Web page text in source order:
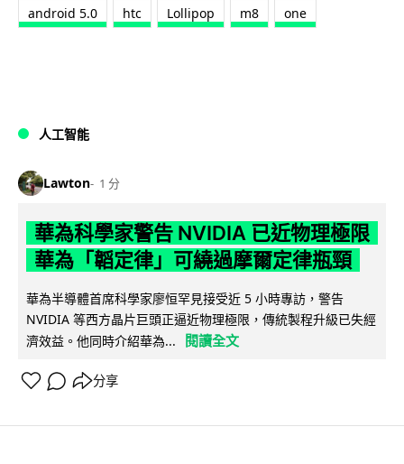
android 5.0 htc Lollipop m8 one
人工智能
Lawton 1 分
華為科學家警告 NVIDIA 已近物理極限
華為「韜定律」可繞過摩爾定律瓶頸
華為半導體首席科學家廖恒罕見接受近 5 小時專訪，警告
NVIDIA 等西方晶片巨頭正逼近物理極限，傳統製程升級已失經
濟效益。他同時介紹華為...
閱讀全文
分享